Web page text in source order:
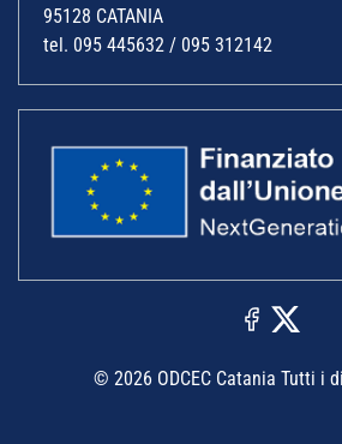
95128 CATANIA
tel. 095 445632 / 095 312142
© 2026 ODCEC Catania Tutti i